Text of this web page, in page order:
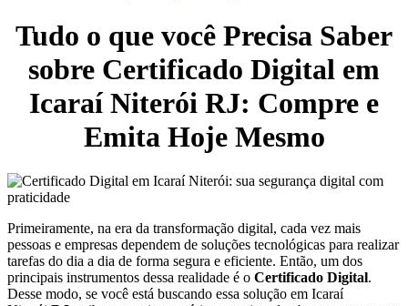
Tudo o que você Precisa Saber
sobre Certificado Digital em
Icaraí Niterói RJ: Compre e
Emita Hoje Mesmo
Primeiramente, na era da transformação digital, cada vez mais
pessoas e empresas dependem de soluções tecnológicas para realizar
tarefas do dia a dia de forma segura e eficiente. Então, um dos
principais instrumentos dessa realidade é o Certificado Digital.
Desse modo, se você está buscando essa solução em Icaraí